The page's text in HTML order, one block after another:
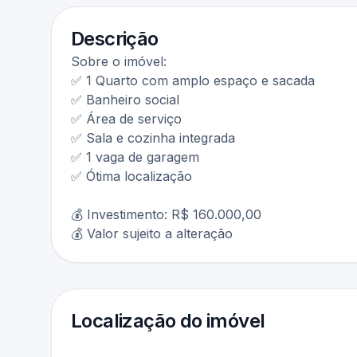
Descrição
Sobre o imóvel:
✅ 1 Quarto com amplo espaço e sacada
✅ Banheiro social
✅ Área de serviço
✅ Sala e cozinha integrada
✅ 1 vaga de garagem
✅ Ótima localização
💰 Investimento: R$ 160.000,00
💰 Valor sujeito a alteração
Localização do imóvel